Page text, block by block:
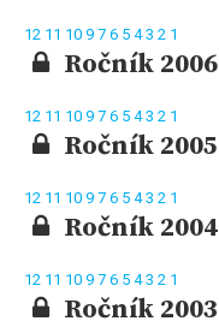
12 11 10 9 7 6 5 43 2 1
Ročník 2006
12 11 10 9 7 6 5 43 2 1
Ročník 2005
12 11 10 9 7 6 5 43 2 1
Ročník 2004
12 11 10 9 7 6 5 43 2 1
Ročník 2003